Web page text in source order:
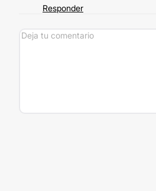
Responder